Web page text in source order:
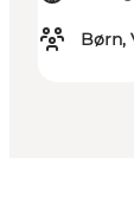
Børn,